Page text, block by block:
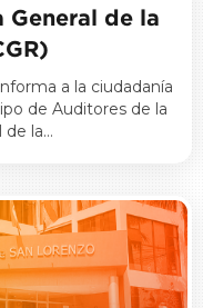
de la
a la ciudadanía
de Auditores de la
de la…